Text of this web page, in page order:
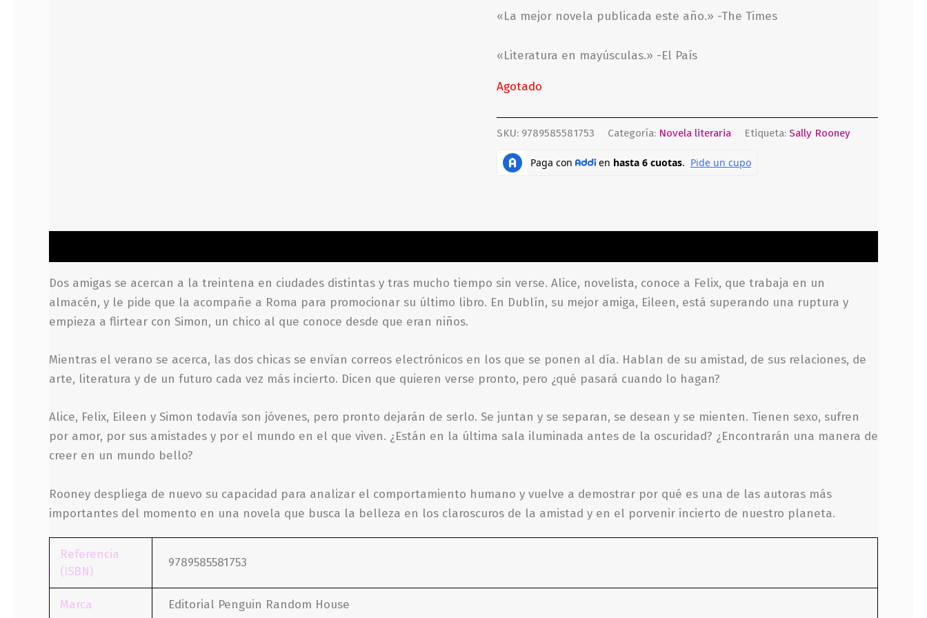
«La mejor novela publicada este año.» -The Times
«Literatura en mayúsculas.» -El País
Agotado
SKU: 9789585581753 Categoría: Novela literaria Etiqueta:Sally Rooney
Dos amigas se acercan a la treintena en ciudades distintas y tras mucho tiempo sin verse. Alice, novelista, conoce a Felix, que trabaja en un
almacén, y le pide que la acompañe a Roma para promocionar su último libro. En Dublín, su mejor amiga, Eileen, está superando una ruptura y
empieza a flirtear con Simon, un chico al que conoce desde que eran niños.
Mientras el verano se acerca, las dos chicas se envían correos electrónicos en los que se ponen al día. Hablan de su amistad, de sus relaciones, de
arte, literatura y de un futuro cada vez más incierto. Dicen que quieren verse pronto, pero ¿qué pasará cuando lo hagan?
Alice, Felix, Eileen y Simon todavía son jóvenes, pero pronto dejarán de serlo. Se juntan y se separan, se desean y se mienten. Tienen sexo, sufren
por amor, por sus amistades y por el mundo en el que viven. ¿Están en la última sala iluminada antes de la oscuridad? ¿Encontrarán una manera de
creer en un mundo bello?
Rooney despliega de nuevo su capacidad para analizar el comportamiento humano y vuelve a demostrar por qué es una de las autoras más
importantes del momento en una novela que busca la belleza en los claroscuros de la amistad y en el porvenir incierto de nuestro planeta.
Referencia
(ISBN)
9789585581753
Marca Editorial Penguin Random House